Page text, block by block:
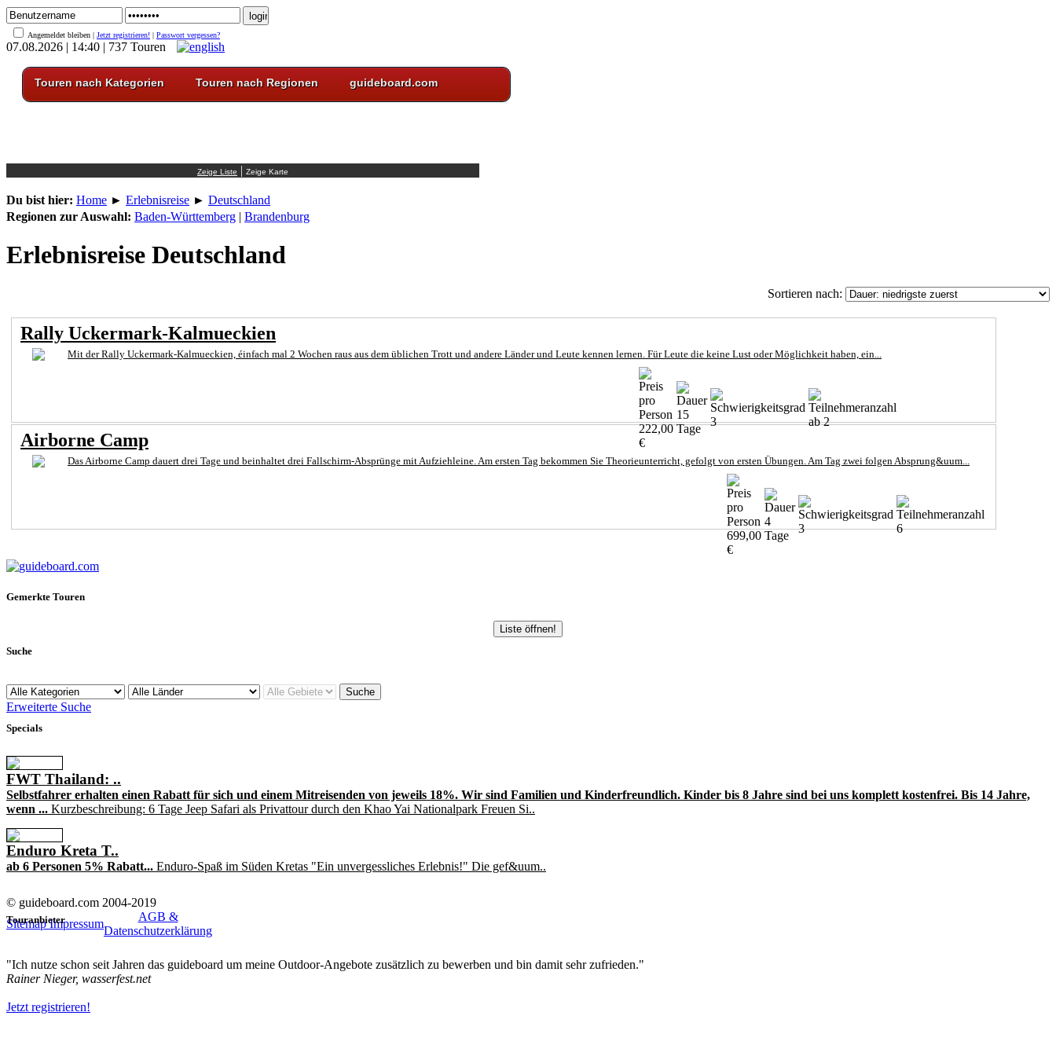
Angemeldet bleiben | Jetzt registrieren! | Passwort vergessen?
07.08.2026 | 14:40 | 737 Touren
Touren nach Kategorien Touren nach Regionen guideboard.com
|
Du bist hier: Home ► Erlebnisreise ► Deutschland
Regionen zur Auswahl: Baden-Württemberg | Brandenburg
Erlebnisreise Deutschland
Sortieren nach:
Rally Uckermark-Kalmueckien
Mit der Rally Uckermark-Kalmueckien, éinfach mal 2 Wochen raus aus dem üblichen Trott und andere Länder und Leute kennen lernen. Für Leute die keine Lust oder Möglichkeit haben, ein...
222,00
€
15
Tage
3 ab 2
Airborne Camp
Das Airborne Camp dauert drei Tage und beinhaltet drei Fallschirm-Absprünge mit Aufziehleine. Am ersten Tag bekommen Sie Theorieunterricht, gefolgt von ersten Übungen. Am Tag zwei folgen Absprung&uum...
699,00
€
4
Tage
3 6
Gemerkte Touren
Liste öffnen!
Suche
Erweiterte Suche
Specials
FWT Thailand: ..
Selbstfahrer erhalten einen Rabatt für sich und einem Mitreisenden von jeweils 18%. Wir sind Familien und Kinderfreundlich. Kinder bis 8 Jahre sind bei uns komplett kostenfrei. Bis 14 Jahre,
wenn ... Kurzbeschreibung: 6 Tage Jeep Safari als Privattour durch den Khao Yai Nationalpark Freuen Si..
Enduro Kreta T..
ab 6 Personen 5% Rabatt... Enduro-Spaß im Süden Kretas "Ein unvergessliches Erlebnis!" Die gef&uum..
Touranbieter
"Ich nutze schon seit Jahren das guideboard um meine Outdoor-Angebote zusätzlich zu bewerben und bin damit sehr zufrieden."
Rainer Nieger, wasserfest.net
Jetzt registrieren!
© guideboard.com 2004-2019
SitemapImpressum
AGB &
Datenschutzerklärung